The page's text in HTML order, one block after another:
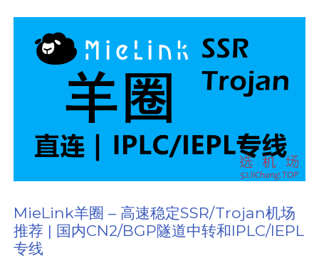
MieLink羊圈 – 高速稳定SSR/Trojan机场
推荐 | 国内CN2/BGP隧道中转和IPLC/IEPL
专线